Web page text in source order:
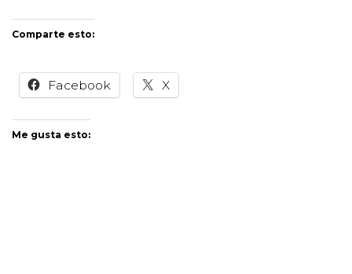
Comparte esto:
Facebook X
Me gusta esto: